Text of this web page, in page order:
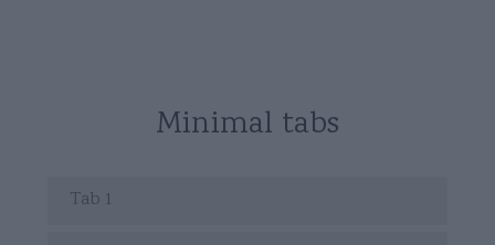
Minimal tabs
Tab 1